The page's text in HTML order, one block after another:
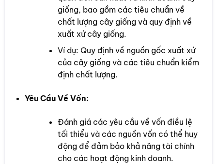
giống, bao gồm các tiêu chuẩn về
chất lượng cây giống và quy định về
xuất xứ cây giống.
Ví dụ: Quy định về nguồn gốc xuất xứ
của cây giống và các tiêu chuẩn kiểm
định chất lượng.
Yêu Cầu Về Vốn:
Đánh giá các yêu cầu về vốn điều lệ
tối thiểu và các nguồn vốn có thể huy
động để đảm bảo khả năng tài chính
cho các hoạt động kinh doanh.